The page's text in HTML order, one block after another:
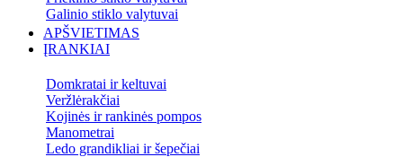
Galinio stiklo valytuvai
APŠVIETIMAS
ĮRANKIAI
Domkratai ir keltuvai
Veržlėrakčiai
Kojinės ir rankinės pompos
Manometrai
Ledo grandikliai ir šepečiai